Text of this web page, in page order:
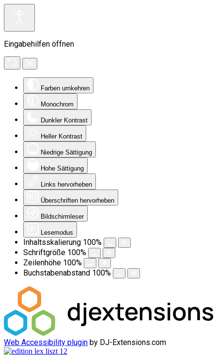
Eingabehilfen öffnen
Farben umkehren
Monochrom
Dunkler Kontrast
Heller Kontrast
Niedrige Sättigung
Hohe Sättigung
Links hervorheben
Überschriften hervorheben
Bildschirmleser
Lesemodus
Inhaltsskalierung 100%
Schriftgröße 100%
Zeilenhöhe 100%
Buchstabenabstand 100%
Web Accessibility plugin by DJ-Extensions.com